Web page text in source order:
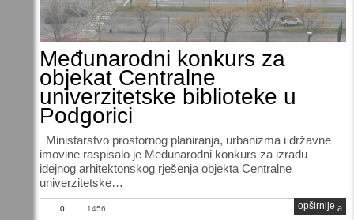
Međunarodni konkurs za
objekat Centralne
univerzitetske biblioteke u
Podgorici
Ministarstvo prostornog planiranja, urbanizma i državne
imovine raspisalo je Međunarodni konkurs za izradu
idejnog arhitektonskog rješenja objekta Centralne
univerzitetske…
0 1456 opširnije